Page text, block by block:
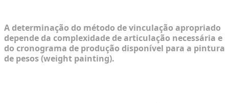
A determinação do método de vinculação apropriado
depende da complexidade de articulação necessária e
do cronograma de produção disponível para a pintura
de pesos (weight painting).